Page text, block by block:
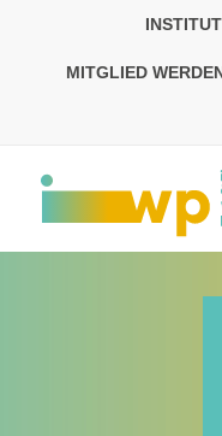
INSTITUT
MITGLIED